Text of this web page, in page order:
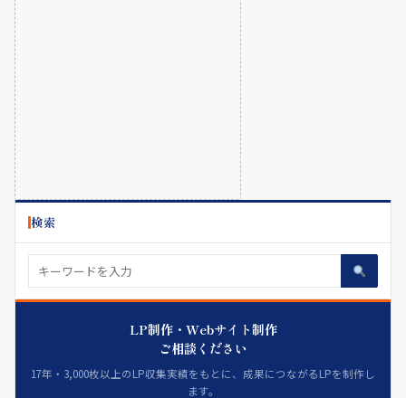
検索
LP制作・Webサイト制作
ご相談ください
17年・3,000枚以上のLP収集実績をもとに、成果につながるLPを制作し
ます。